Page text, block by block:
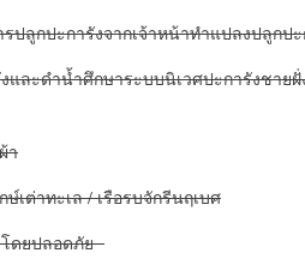
กปะการังจากเจ้าหน้าทำแปลงปลูกปะ
ำน้ำศึกษาระบบนิเวศปะการังชายฝั่ง
า
ทะเล / เรือรบจักรีนฤเบศ
ดยปลอดภัย